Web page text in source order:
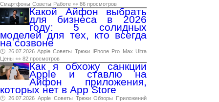
Смартфоны Советы Работе 👀 86 просмотров
Какой Айфон выбрать
для бизнеса в 2026
году: 5 солидных
моделей для тех, кто всегда
на созвоне
🕑 26.07.2026 Apple Советы Трюки IPhone Pro Max Ultra
Цены 👀 82 просмотров
Как я обхожу санкции
Apple и ставлю на
Айфон приложения,
которых нет в App Store
🕑 26.07.2026 Apple Советы Трюки Обзоры
Приложений